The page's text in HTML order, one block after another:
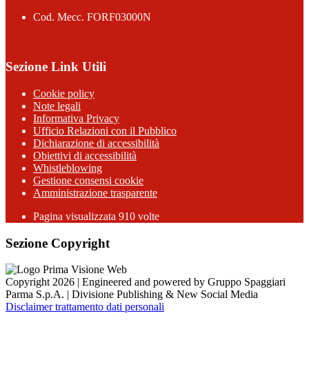
Cod. Mecc. FORF03000N
Sezione Link Utili
Cookie policy
Note legali
Informativa Privacy
Ufficio Relazioni con il Pubblico
Dichiarazione di accessibilità
Obiettivi di accessibilità
Whistleblowing
Gestione consensi cookie
Amministrazione trasparente
Pagina visualizzata 910 volte
Sezione Copyright
Copyright 2026 | Engineered and powered by Gruppo Spaggiari
Parma S.p.A. | Divisione Publishing & New Social Media
Disclaimer trattamento dati personali